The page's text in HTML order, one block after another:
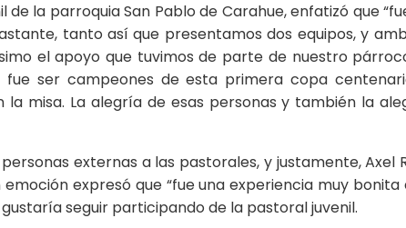
la parroquia San Pablo de Carahue, enfatizó que
tanto así que presentamos dos equipos, y
el apoyo que tuvimos de parte de nuestro
ser campeones de esta primera copa
misa. La alegría de esas personas y también la
externas a las pastorales, y justamente, Axel
expresó que “fue una experiencia muy
seguir participando de la pastoral juvenil.